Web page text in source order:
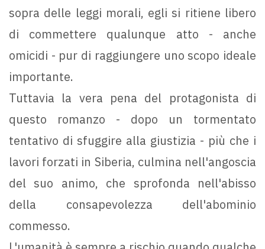
sopra delle leggi morali, egli si ritiene libero
di commettere qualunque atto - anche
omicidi - pur di raggiungere uno scopo ideale
importante.
Tuttavia la vera pena del protagonista di
questo romanzo - dopo un tormentato
tentativo di sfuggire alla giustizia - più che i
lavori forzati in Siberia, culmina nell'angoscia
del suo animo, che sprofonda nell'abisso
della consapevolezza dell'abominio
commesso.